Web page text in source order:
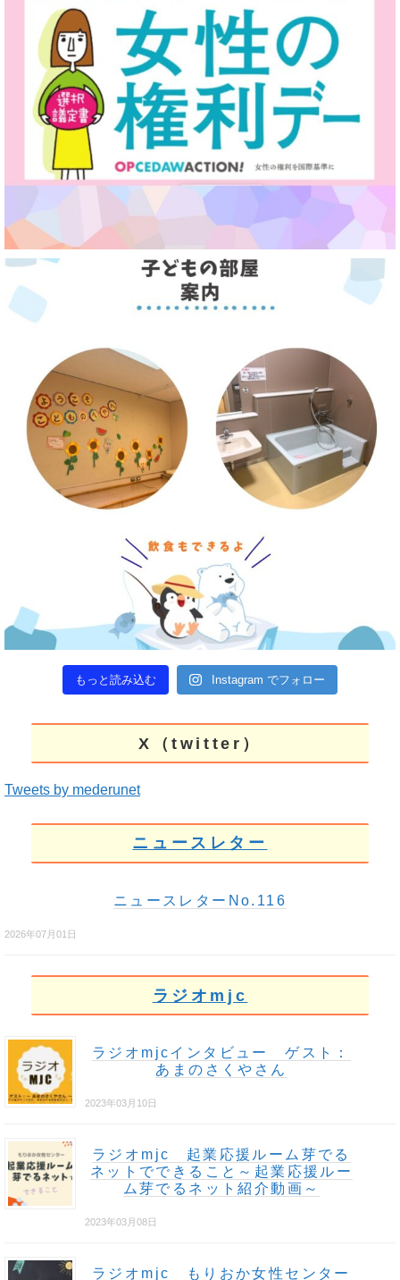
もっと読み込む Instagram でフォロー
X（twitter）
Tweets by mederunet
ニュースレター
ニュースレターNo.116
2026年07月01日
ラジオmjc
ラジオmjcインタビュー ゲスト：
あまのさくやさん
2023年03月10日
ラジオmjc 起業応援ルーム芽でる
ネットでできること～起業応援ルー
ム芽でるネット紹介動画～
2023年03月08日
ラジオmjc もりおか女性センター